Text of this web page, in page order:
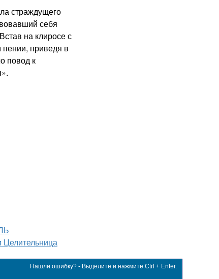
страждущего
себя
на клиросе с
приведя в
повод к
Нашли ошибку? - Выделите и нажмите Ctrl + Enter.